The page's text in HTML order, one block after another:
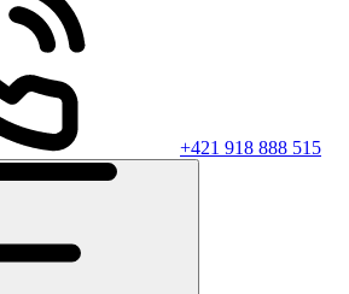
+421 918 888 515